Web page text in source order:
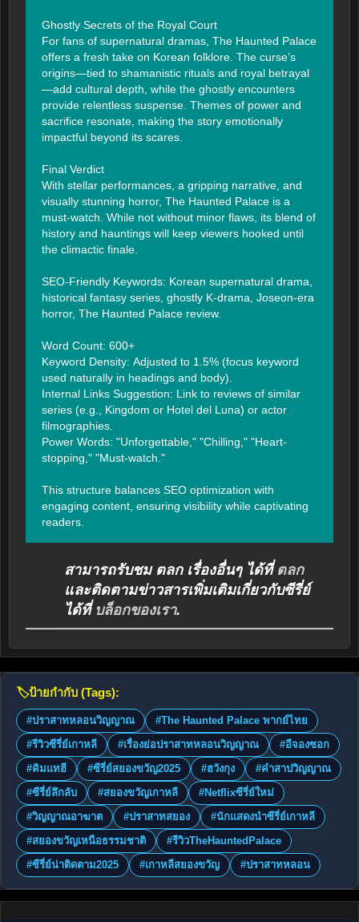
Ghostly Secrets of the Royal Court
For fans of supernatural dramas, The Haunted Palace
offers a fresh take on Korean folklore. The curse’s
origins—tied to shamanistic rituals and royal betrayal
—add cultural depth, while the ghostly encounters
provide relentless suspense. Themes of power and
sacrifice resonate, making the story emotionally
impactful beyond its scares.
Final Verdict
With stellar performances, a gripping narrative, and
visually stunning horror, The Haunted Palace is a
must-watch. While not without minor flaws, its blend of
history and hauntings will keep viewers hooked until
the climactic finale.
SEO-Friendly Keywords: Korean supernatural drama,
historical fantasy series, ghostly K-drama, Joseon-era
horror, The Haunted Palace review.
Word Count: 600+
Keyword Density: Adjusted to 1.5% (focus keyword
used naturally in headings and body).
Internal Links Suggestion: Link to reviews of similar
series (e.g., Kingdom or Hotel del Luna) or actor
filmographies.
Power Words: "Unforgettable," "Chilling," "Heart-
stopping," "Must-watch."
This structure balances SEO optimization with
engaging content, ensuring visibility while captivating
readers.
สามารถรับชม ตลก เรื่องอื่นๆ ได้ที่ ตลก
และติดตามข่าวสารเพิ่มเติมเกี่ยวกับซีรี่ย์
ได้ที่ บล็อกของเรา.
🏷️ป้ายกำกับ (Tags):
#ปราสาทหลอนวิญญาณ
#The Haunted Palace พากย์ไทย
#รีวิวซีรี่ย์เกาหลี
#เรื่องย่อปราสาทหลอนวิญญาณ
#อีจองซอก
#คิมแทฮี
#ซีรี่ย์สยองขวัญ2025 #ฮวังกุง
#คำสาปวิญญาณ
#ซีรี่ย์ลึกลับ
#สยองขวัญเกาหลี
#Netflixซีรี่ย์ใหม่
#วิญญาณอาฆาต
#ปราสาทสยอง
#นักแสดงนำซีรี่ย์เกาหลี
#สยองขวัญเหนือธรรมชาติ
#รีวิวTheHauntedPalace
#ซีรี่ย์น่าติดตาม2025
#เกาหลีสยองขวัญ #ปราสาทหลอน